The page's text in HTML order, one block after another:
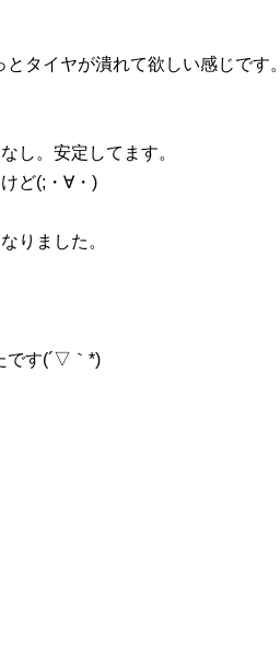
タイヤが潰れて欲しい感じです。
し。安定してます。
ど(;・∀・)
りました。
です(´▽｀*)